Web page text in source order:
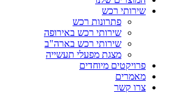
שירותי רכש
פתרונות רכש
שירותי רכש באירופה
שירותי רכש בארה"ב
מצגת מפעלי תעשייה
פרויקטים מיוחדים
מאמרים
צרו קשר